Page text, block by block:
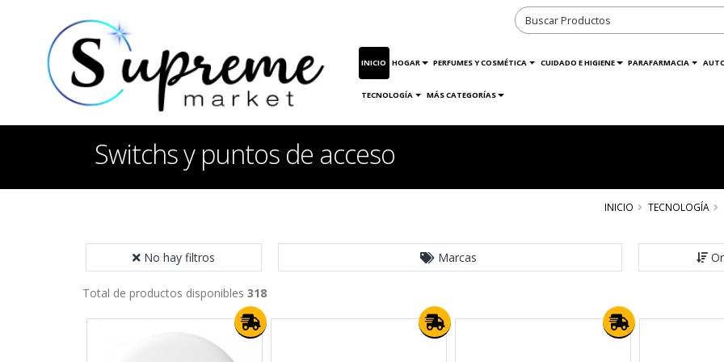
INICIO HOGAR PERFUMES Y COSMÉTICA CUIDADO E HIGIENE PARAFARMACIA
TECNOLOGÍA MÁS CATEGORÍAS
Switchs y puntos de acceso
INICIO TECNOLOGÍA
No hay filtros Marcas
Total de productos disponibles 318